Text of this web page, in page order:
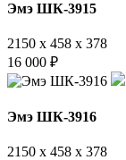
Эмэ ШК-3915
2150 x 458 x 378
16 000 ₽
Эмэ ШК-3916
2150 x 458 x 378